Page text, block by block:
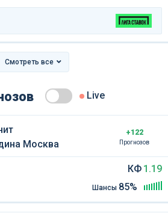
Смотреть все
Live
Москва
+122
Прогнозов
КФ 1.19
Шансы 85%